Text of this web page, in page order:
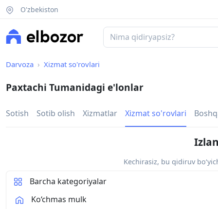
O'zbekiston
Darvoza Xizmat so'rovlari
Paxtachi Tumanidagi e'lonlar
Sotish Sotib olish Xizmatlar Xizmat so'rovlari
Kechirasiz, bu qidiruv
Barcha kategoriyalar
Ko‘chmas mulk